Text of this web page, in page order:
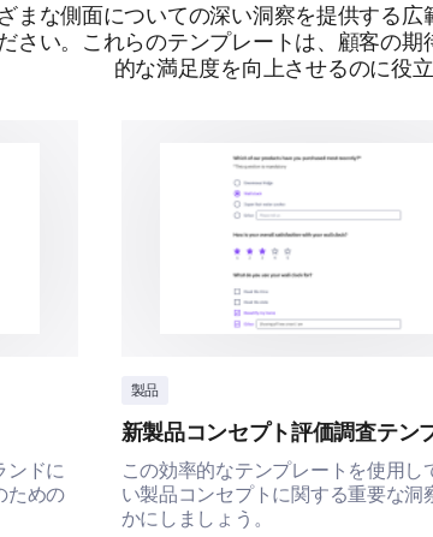
競合比較
私たちの製品のパッケージ
最終的な考え
パッケージだけを基準に
絶対に違う おそら
できるかもしれないし、できな
まな側面についての深い洞察を提供する
さい。これらのテンプレートは、顧客の
的な満足度を向上させるのに役立
ンドに
ための
製品
新製品コンセプト評価調査テン
この効率的なテンプレートを使用し
い製品コンセプトに関する重要な洞
かにしましょう。